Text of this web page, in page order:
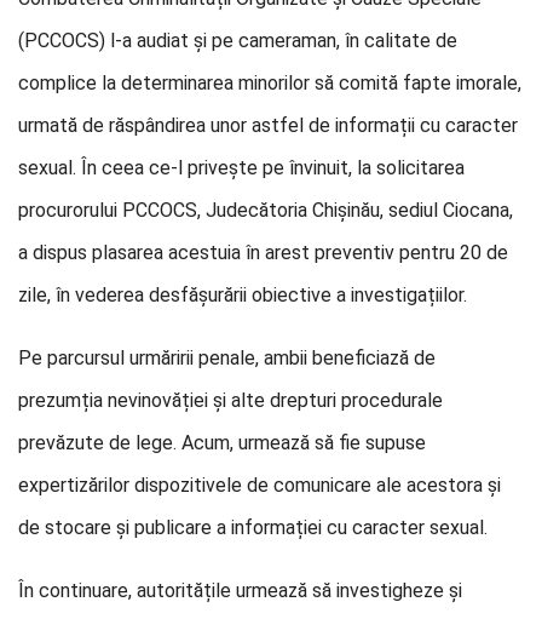
(PCCOCS) l-a audiat și pe cameraman, în calitate de
complice la determinarea minorilor să comită fapte imorale,
urmată de răspândirea unor astfel de informații cu caracter
sexual. În ceea ce-l privește pe învinuit, la solicitarea
procurorului PCCOCS, Judecătoria Chișinău, sediul Ciocana,
a dispus plasarea acestuia în arest preventiv pentru 20 de
zile, în vederea desfășurării obiective a investigațiilor.
Pe parcursul urmăririi penale, ambii beneficiază de
prezumția nevinovăției și alte drepturi procedurale
prevăzute de lege. Acum, urmează să fie supuse
expertizărilor dispozitivele de comunicare ale acestora și
de stocare și publicare a informației cu caracter sexual.
În continuare, autoritățile urmează să investigheze și